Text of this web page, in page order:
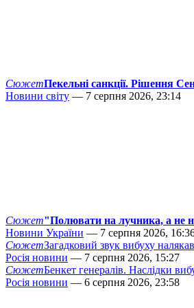
СюжетПекельні санкції. Рішення
Новини світу — 7 серпня 2026, 23:14
Сюжет"Полювати на лучника, а не
Новини України — 7 серпня 2026,
СюжетЗагадковий звук вибуху
Росія новини — 7 серпня 2026, 15:27
СюжетБенкет генералів. Наслідки
Росія новини — 6 серпня 2026, 23:58